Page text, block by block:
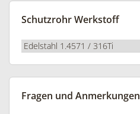
Schutzrohr Werkstoff
Fragen und Anmerkungen